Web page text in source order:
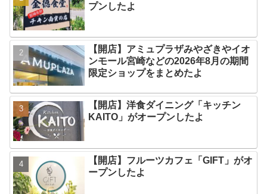
プンしたよ
【開店】アミュプラザみやざきやイオ
ンモール宮崎などの2026年8月の期間
限定ショップをまとめたよ
【開店】洋食ダイニング「キッチン
KAITO」がオープンしたよ
【開店】フルーツカフェ「GIFT」がオ
ープンしたよ